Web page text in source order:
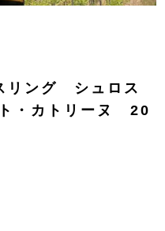
リング シュロス
・カトリーヌ 20